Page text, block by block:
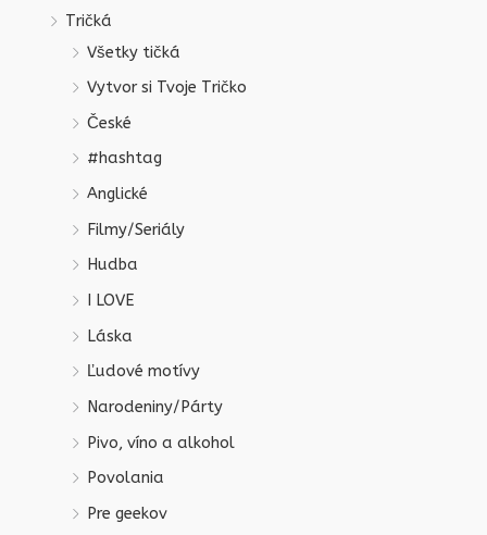
Tričká
Všetky tičká
Vytvor si Tvoje Tričko
České
#hashtag
Anglické
Filmy/Seriály
Hudba
I LOVE
Láska
Ľudové motívy
Narodeniny/Párty
Pivo, víno a alkohol
Povolania
Pre geekov